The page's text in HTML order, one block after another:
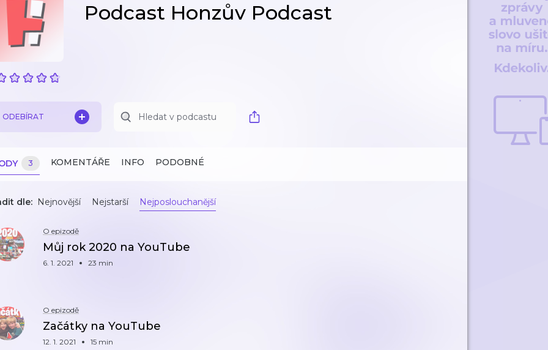
Podcast Honzův Podcast
ODEBÍRAT
3 KOMENTÁŘE INFO PODOBNÉ
dle: Nejnovější Nejstarší Nejposlouchanější
O epizodě
Můj rok 2020 na YouTube
6. 1. 2021 23 min
O epizodě
Začátky na YouTube
12. 1. 2021 15 min